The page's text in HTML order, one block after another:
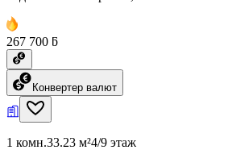
267 700 ƃ
Конвертер валют
1 комн.33.23 м²4/9 этаж